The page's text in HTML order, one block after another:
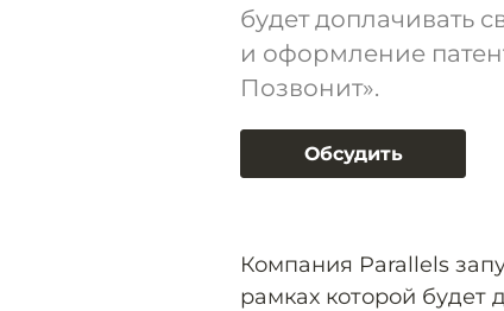
будет доплачивать
и оформление
Позвонит».
Обсудить
Компания Parallels
рамках которой будет